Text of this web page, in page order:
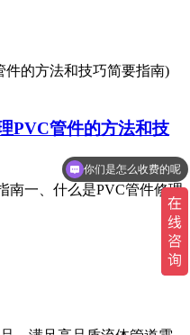
PVC管件的方法和技
南一、什么是PVC管件修理
你们是怎么收费的呢
现在有优惠活动吗